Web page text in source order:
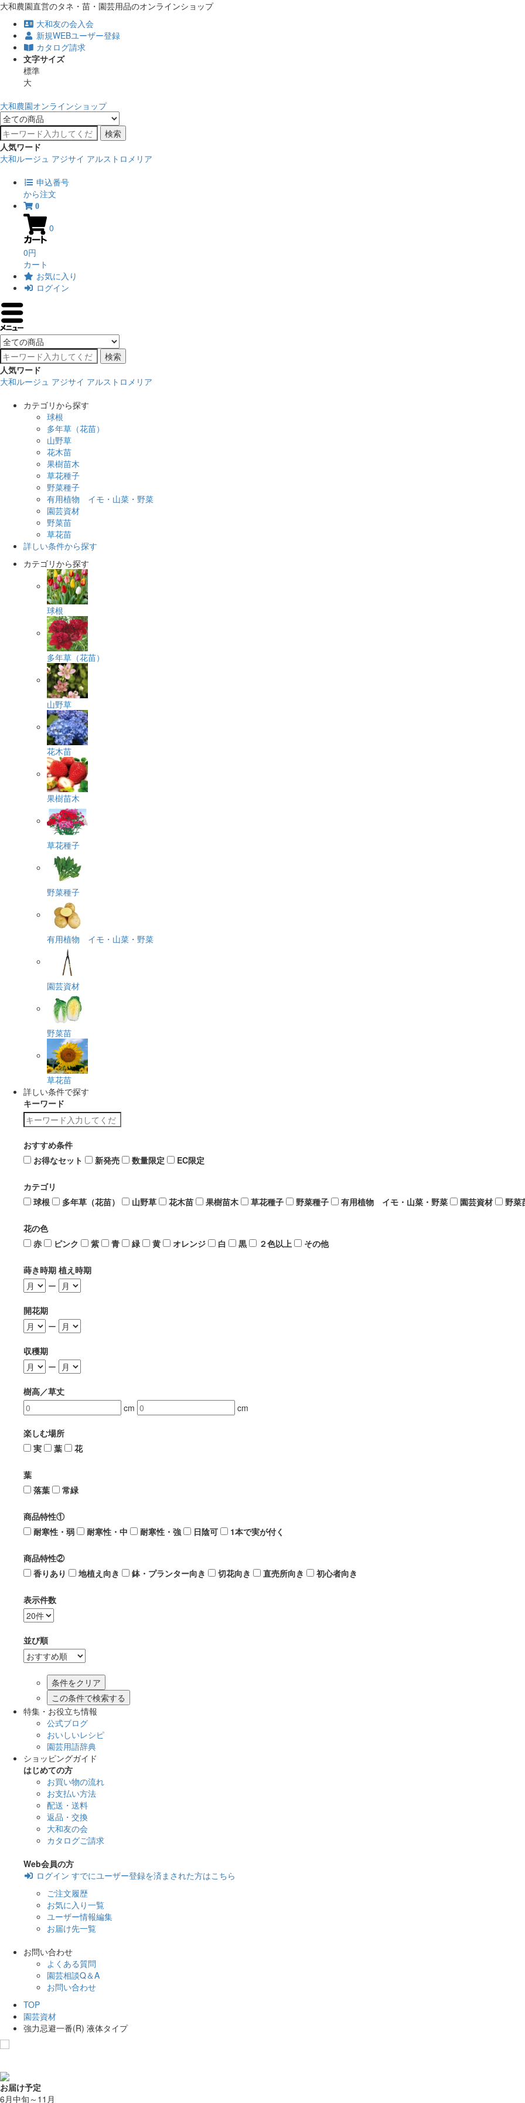
大和農園直営のタネ・苗・園芸用品のオンラインショップ
大和友の会入会
新規WEBユーザー登録
カタログ請求
文字サイズ
標準
大
大和農園オンラインショップ
検索
人気ワード
大和ルージュ アジサイ アルストロメリア
申込番号
から注文
0
0
0円
カート
お気に入り
ログイン
検索
人気ワード
大和ルージュ アジサイ アルストロメリア
カテゴリから探す
球根
多年草（花苗）
山野草
花木苗
果樹苗木
草花種子
野菜種子
有用植物 イモ・山菜・野菜
園芸資材
野菜苗
草花苗
詳しい条件から探す
カテゴリから探す
球根
多年草（花苗）
山野草
花木苗
果樹苗木
草花種子
野菜種子
有用植物 イモ・山菜・野菜
園芸資材
野菜苗
草花苗
詳しい条件で探す
キーワード
おすすめ条件
お得なセット
新発売 数量限定 EC限定
カテゴリ
球根
多年草（花苗） 山野草 花木苗 果樹苗木 草花種子 野菜種子 有用植物 イモ・山菜・野菜 園芸資材 野菜
花の色
赤
ピンク 紫 青 緑 黄 オレンジ 白 黒 ２色以上 その他
蒔き時期 植え時期
ー
開花期
ー
収穫期
ー
樹高／草丈
cm
cm
楽しむ場所
実
葉 花
葉
落葉
常緑
商品特性①
耐寒性・弱
耐寒性・中 耐寒性・強 日陰可 1本で実が付く
商品特性②
香りあり
地植え向き 鉢・プランター向き 切花向き 直売所向き 初心者向き
表示件数
並び順
この条件で検索する
特集・お役立ち情報
公式ブログ
おいしいレシピ
園芸用語辞典
ショッピングガイド
はじめての方
お買い物の流れ
お支払い方法
配送・送料
返品・交換
大和友の会
カタログご請求
Web会員の方
ログイン すでにユーザー登録を済まされた方はこちら
ご注文履歴
お気に入り一覧
ユーザー情報編集
お届け先一覧
お問い合わせ
よくある質問
園芸相談Q＆A
お問い合わせ
TOP
園芸資材
強力忌避一番(R) 液体タイプ
お届け予定
6月中旬～11月